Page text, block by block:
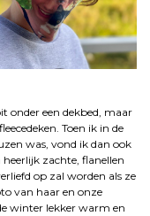
onder een dekbed, maar
Toen ik in de
was, vond ik dan ook
zachte, flanellen
op zal worden als ze
van haar en onze
winter lekker warm en